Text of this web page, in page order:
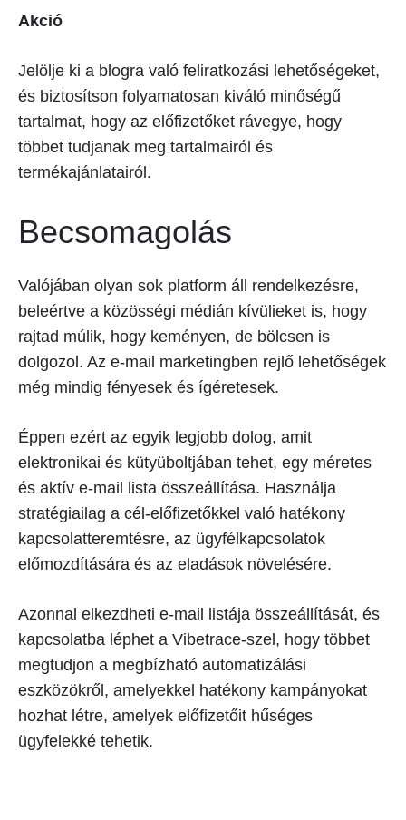
Akció
Jelölje ki a blogra való feliratkozási lehetőségeket,
és biztosítson folyamatosan kiváló minőségű
tartalmat, hogy az előfizetőket rávegye, hogy
többet tudjanak meg tartalmairól és
termékajánlatairól.
Becsomagolás
Valójában olyan sok platform áll rendelkezésre,
beleértve a közösségi médián kívülieket is, hogy
rajtad múlik, hogy keményen, de bölcsen is
dolgozol. Az e-mail marketingben rejlő lehetőségek
még mindig fényesek és ígéretesek.
Éppen ezért az egyik legjobb dolog, amit
elektronikai és kütyüboltjában tehet, egy méretes
és aktív e-mail lista összeállítása. Használja
stratégiailag a cél-előfizetőkkel való hatékony
kapcsolatteremtésre, az ügyfélkapcsolatok
előmozdítására és az eladások növelésére.
Azonnal elkezdheti e-mail listája összeállítását, és
kapcsolatba léphet a Vibetrace-szel, hogy többet
megtudjon a megbízható automatizálási
eszközökről, amelyekkel hatékony kampányokat
hozhat létre, amelyek előfizetőit hűséges
ügyfelekké tehetik.